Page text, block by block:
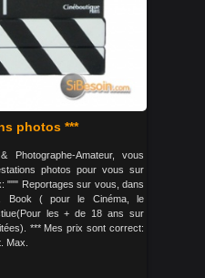
photos ***
Photographe-Amateur, vous
photos pour vous sur
""" Reportages sur vous, dans
Book ( pour le Cinéma, le
les + de 18 ans sur
*** Mes prix sont correct:
Max.